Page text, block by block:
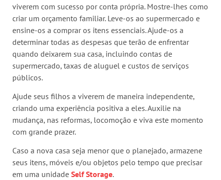
viverem com sucesso por conta própria. Mostre-lhes como
criar um orçamento familiar. Leve-os ao supermercado e
ensine-os a comprar os itens essenciais. Ajude-os a
determinar todas as despesas que terão de enfrentar
quando deixarem sua casa, incluindo contas de
supermercado, taxas de aluguel e custos de serviços
públicos.
Ajude seus filhos a viverem de maneira independente,
criando uma experiência positiva a eles. Auxilie na
mudança, nas reformas, locomoção e viva este momento
com grande prazer.
Caso a nova casa seja menor que o planejado, armazene
seus itens, móveis e/ou objetos pelo tempo que precisar
em uma unidade Self Storage.